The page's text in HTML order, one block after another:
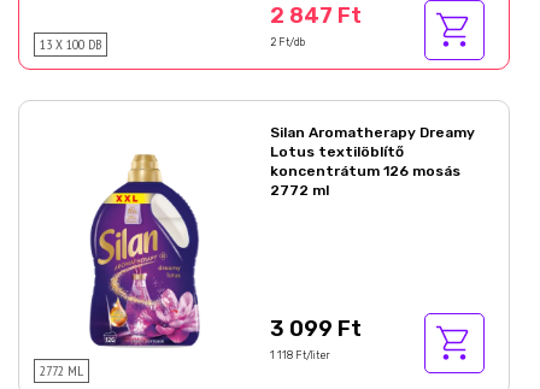
13 X 100 DB
2 847 Ft
2 Ft/db
2772 ML
Silan Aromatherapy Dreamy
Lotus textilöblítő
koncentrátum 126 mosás
2772 ml
3 099 Ft
1 118 Ft/liter